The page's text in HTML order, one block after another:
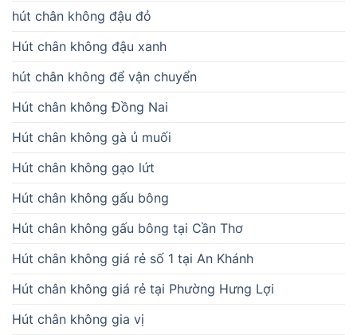
hút chân không đậu đỏ
Hút chân không đậu xanh
hút chân không để vận chuyển
Hút chân không Đồng Nai
Hút chân không gà ủ muối
Hút chân không gạo lứt
Hút chân không gấu bông
Hút chân không gấu bông tại Cần Thơ
Hút chân không giá rẻ số 1 tại An Khánh
Hút chân không giá rẻ tại Phường Hưng Lợi
Hút chân không gia vị